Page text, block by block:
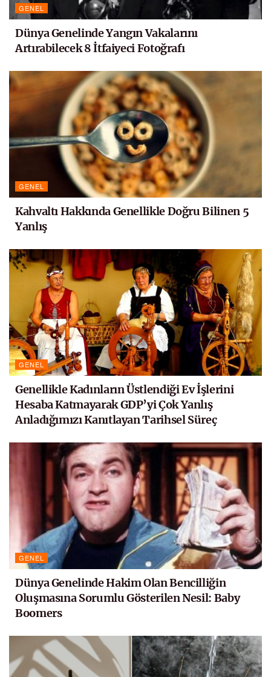
GENEL
Dünya Genelinde Yangın Vakalarını
Artırabilecek 8 İtfaiyeci Fotoğrafı
GENEL
Kahvaltı Hakkında Genellikle Doğru Bilinen 5
Yanlış
GENEL
Genellikle Kadınların Üstlendiği Ev İşlerini
Hesaba Katmayarak GDP’yi Çok Yanlış
Anladığımızı Kanıtlayan Tarihsel Süreç
GENEL
Dünya Genelinde Hakim Olan Bencilliğin
Oluşmasına Sorumlu Gösterilen Nesil: Baby
Boomers